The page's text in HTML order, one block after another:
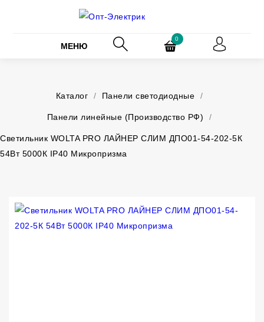
МЕНЮ
0
Каталог / Панели светодиодные /
Панели линейные (Производство РФ) /
Светильник WOLTA PRO ЛАЙНЕР СЛИМ ДПО01-54-202-5К
54Вт 5000К IP40 Микропризма